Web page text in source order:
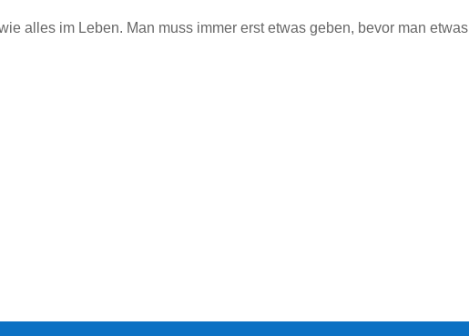
alles im Leben. Man muss immer erst etwas geben, bevor man etwas